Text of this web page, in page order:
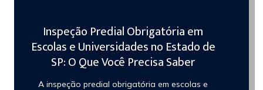
Inspeção Predial Obrigatória em
Escolas e Universidades no Estado de
SP: O Que Você Precisa Saber
A inspeção predial obrigatória em escolas e